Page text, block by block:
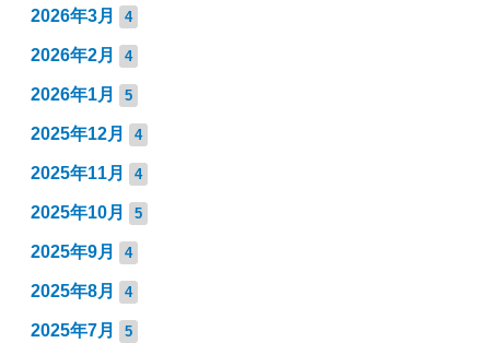
2026年3月 4
2026年2月 4
2026年1月 5
2025年12月 4
2025年11月 4
2025年10月 5
2025年9月 4
2025年8月 4
2025年7月 5